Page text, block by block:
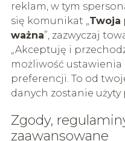
reklam, w tym
się komunikat „Twoja
ważna”, zazwyczaj
„Akceptuję i
możliwość ustawienia
preferencji. To od
danych zostanie użyty
Zgody,
zaawansowane